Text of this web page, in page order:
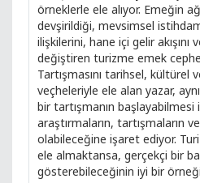
örneklerle ele alıyor. Emeğin
devşirildiği, mevsimsel
ilişkilerini, hane içi gelir akışını
değiştiren turizme emek
Tartışmasını tarihsel, kültürel
veçheleriyle ele alan yazar,
bir tartışmanın başlayabilmesi
araştırmaların, tartışmaların
olabileceğine işaret ediyor.
ele almaktansa, gerçekçi bir
gösterebileceğinin iyi bir